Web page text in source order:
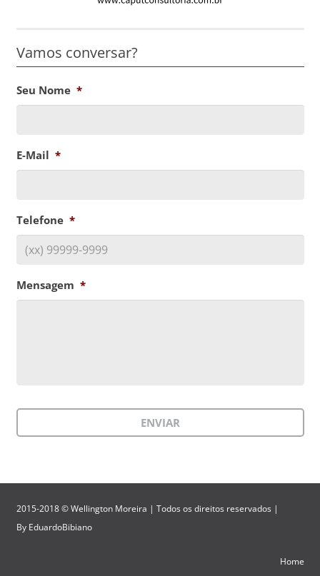
Vamos conversar?
Seu Nome *
E-Mail *
Telefone *
Mensagem *
2015-2018 © Wellington Moreira | Todos os direitos reservados |
By EduardoBibiano
Home